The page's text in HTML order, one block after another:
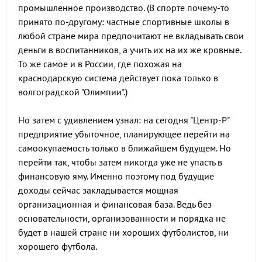
промышленное производство. (В спорте почему-то
принято по-другому: частные спортивные школы в
любой стране мира предпочитают не вкладывать свои
деньги в воспитанников, а учить их на их же кровные.
То же самое и в России, где похожая на
краснодарскую система действует пока только в
волгоградской "Олимпии".)
Но затем с удивлением узнал: на сегодня "Центр-Р"
предприятие убыточное, планирующее перейти на
самоокупаемость только в ближайшем будущем. Но
перейти так, чтобы затем никогда уже не упасть в
финансовую яму. Именно поэтому под будущие
доходы сейчас закладывается мощная
организационная и финансовая база. Ведь без
основательности, организованности и порядка не
будет в нашей стране ни хороших футболистов, ни
хорошего футбола.